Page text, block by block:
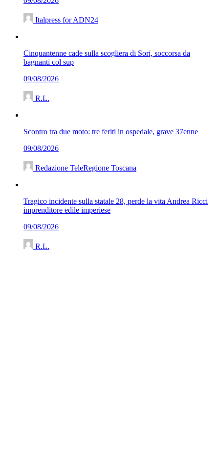
Italpress for ADN24
Cinquantenne cade sulla scogliera di Sori, soccorsa da
bagnanti col sup
09/08/2026
R.L.
Scontro tra due moto: tre feriti in ospedale, grave 37enne
09/08/2026
Redazione TeleRegione Toscana
Tragico incidente sulla statale 28, perde la vita Andrea Ricci
imprenditore edile imperiese
09/08/2026
R.L.